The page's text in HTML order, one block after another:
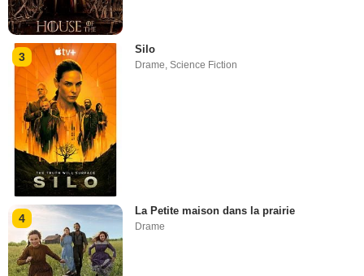
3
Silo
Drame,Science Fiction
4
La Petite maison dans la prairie
Drame